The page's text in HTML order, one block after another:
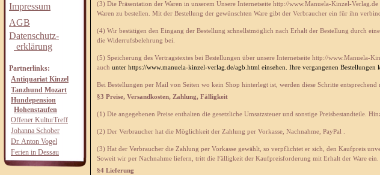
Impressum
AGB
Datenschutz-
erklärung
Partnerlinks:
Antiquariat Kinzel
Tanzhund Mozart
Hundepension
Hohenstaufen
Offener KulturTreff
Johanna Schober
Dr. Anton Vogel
Ferien in Dessau
(3) Die Präsentation der Waren in unserem Unsere Internetseite http://www.Manuela-Kinzel-Verlag.de
Waren zu bestellen. Mit der Bestellung der gewünschten Ware gibt der Verbraucher ein für ihn
(4) Wir bestätigen den Eingang der Bestellung schnellstmöglich nach Erhalt der Bestellung durch
die Widerrufsbelehrung bei.
(5) Speicherung des Vertragstextes bei Bestellungen über unsere Internetseite http://www.Manuela-
auch unter https://www.manuela-kinzel-verlag.de/agb.html einsehen. Ihre vergangenen
Bei Bestellungen per Mail von Seiten wo kein Shop hinterlegt ist, werden diese Schritte
§3 Preise, Versandkosten, Zahlung, Fälligkeit
(1) Die angegebenen Preise enthalten die gesetzliche Umsatzsteuer und sonstige Preisbestandteile.
(2) Der Verbraucher hat die Möglichkeit der Zahlung per Vorkasse, Nachnahme, PayPal
(3) Hat der Verbraucher die Zahlung per Vorkasse gewählt, so verpflichtet er sich, den Kaufpreis
Soweit wir per Nachnahme liefern, tritt die Fälligkeit der Kaufpreisforderung mit Erhalt der Ware ein.
§4 Lieferung